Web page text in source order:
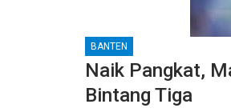
BANTEN
Naik Pangkat,
Bintang Tiga